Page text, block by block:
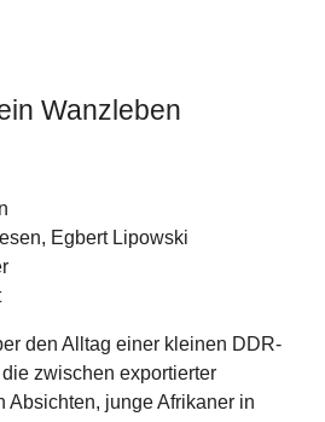
Wanzleben
Egbert Lipowski
den Alltag einer kleinen DDR-
zwischen exportierter
Absichten, junge Afrikaner in